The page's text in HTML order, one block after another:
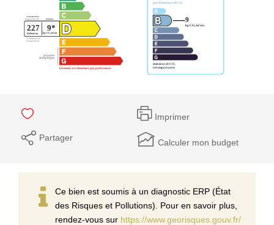
Imprimer
Partager Calculer mon budget
Ce bien est soumis à un diagnostic ERP (État
des Risques et Pollutions). Pour en savoir plus,
rendez-vous sur https://www.georisques.gouv.fr/